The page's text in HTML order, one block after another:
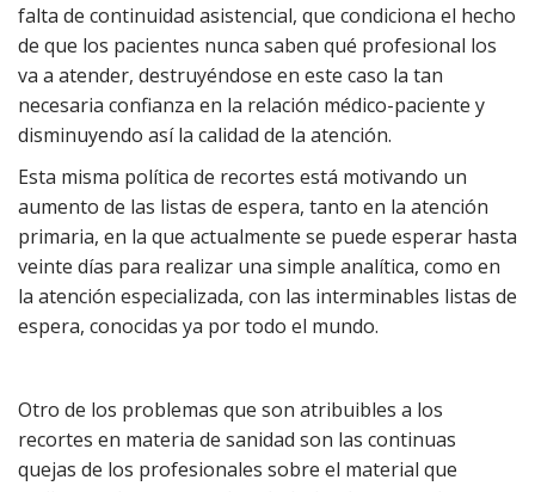
falta de continuidad asistencial, que condiciona el hecho
de que los pacientes nunca saben qué profesional los
va a atender, destruyéndose en este caso la tan
necesaria confianza en la relación médico-paciente y
disminuyendo así la calidad de la atención.
Esta misma política de recortes está motivando un
aumento de las listas de espera, tanto en la atención
primaria, en la que actualmente se puede esperar hasta
veinte días para realizar una simple analítica, como en
la atención especializada, con las interminables listas de
espera, conocidas ya por todo el mundo.
Otro de los problemas que son atribuibles a los
recortes en materia de sanidad son las continuas
quejas de los profesionales sobre el material que